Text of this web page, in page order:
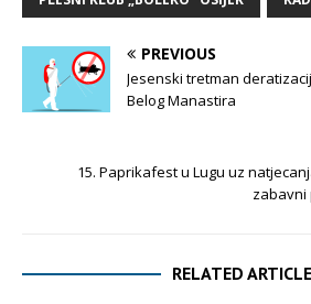
PREVIOUS
Jesenski tretman
Belog Manastira
15. Paprikafest u Lugu uz
zabavni
RELATED